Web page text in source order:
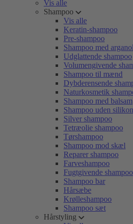
Vis alle
Shampoo
Vis alle
Keratin-shampoo
Pre-shampoo
Shampoo med
Udglattende shampoo
Volumengivende
Shampoo til mænd
Dybderensende
Naturkosmetik
Shampoo med balsam
Shampoo uden
Silver shampoo
Tetræolie shampoo
Tørshampoo
Shampoo mod skæl
Reparer shampoo
Farveshampoo
Fugtgivende shampoo
Shampoo bar
Hårsæbe
Krølleshampoo
Shampoo sæt
Hårstyling